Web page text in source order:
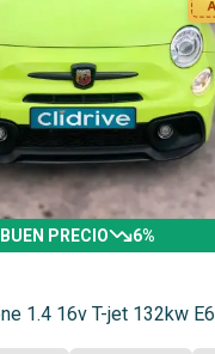
BUEN PRECIO 6%
1.4 16v T-jet 132kw E6